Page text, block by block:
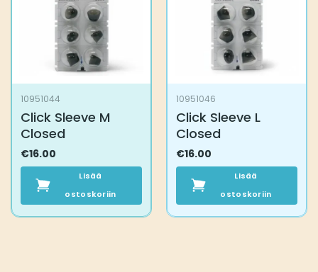
10951044
Click Sleeve M
Closed
€16.00
Lisää
ostoskoriin
10951046
Click Sleeve L
Closed
€16.00
Lisää
ostoskoriin